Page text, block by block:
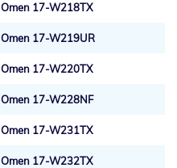
Omen 17-W218TX
Omen 17-W219UR
Omen 17-W220TX
Omen 17-W228NF
Omen 17-W231TX
Omen 17-W232TX